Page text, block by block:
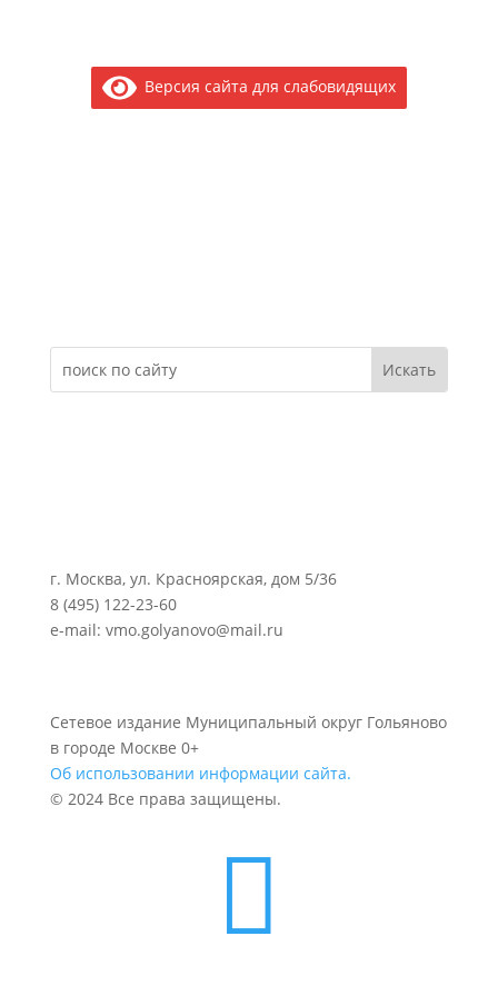
Версия сайта для слабовидящих
г. Москва, ул. Красноярская, дом 5/36
8 (495) 122-23-60
e-mail: vmo.golyanovo@mail.ru
Сетевое издание Муниципальный округ Гольяново
в городе Москве 0+
Об использовании информации сайта.
© 2024 Все права защищены.
